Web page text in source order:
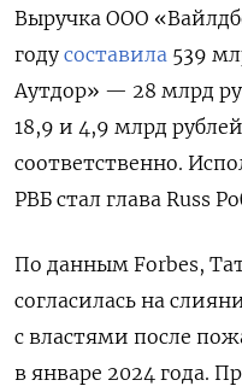
Выручка ООО
году составила 539
Аутдор» — 28 млрд
18,9 и 4,9 млрд рублей
соответственно.
РВБ стал глава Russ
По данным Forbes,
согласилась на
с властями после
в январе 2024 года.